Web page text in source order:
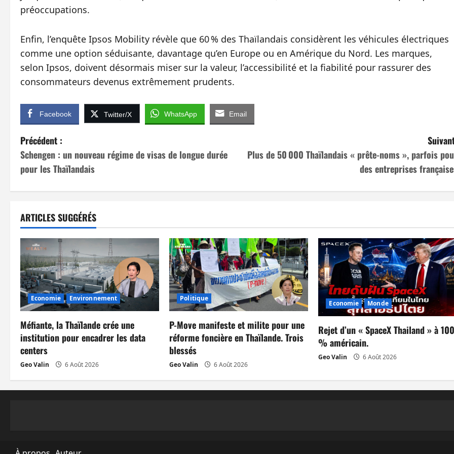
préoccupations.
Enfin, l’enquête Ipsos Mobility révèle que 60 % des Thaïlandais considèrent les véhicules électriques
comme une option séduisante, davantage qu’en Europe ou en Amérique du Nord. Les marques,
selon Ipsos, doivent désormais miser sur la valeur, l’accessibilité et la fiabilité pour rassurer des
consommateurs devenus extrêmement prudents.
Facebook Twitter/X WhatsApp Email
N
a
v
g
a
t
i
o
n
d
’
Précédent :
Schengen : un nouveau régime de visas de longue durée
pour les Thaïlandais
Plus de 50 000 Thaïlandais « prête-noms », parfois
des entreprises
ARTICLES SUGGÉRÉS
Economie Environnement
Méfiante, la Thaïlande crée une
institution pour encadrer les data
centers
Geo Valin 6 Août 2026
Politique
P-Move manifeste et milite pour une
réforme foncière en Thaïlande. Trois
blessés
Geo Valin 6 Août 2026
Economie Monde
Rejet d’un « SpaceX Thailand » à 100
% américain.
Geo Valin 6 Août 2026